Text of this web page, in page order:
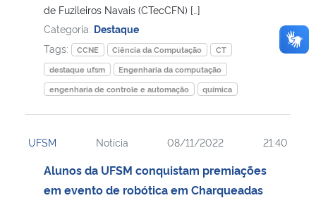
de Fuzileiros Navais (CTecCFN) […]
Categoria: Destaque
Tags:
CCNE Ciência da Computação
CT
destaque ufsm
Engenharia da computação
engenharia de controle e automação
química
UFSM Notícia 08/11/2022 21:40
Alunos da UFSM conquistam premiações
em evento de robótica em Charqueadas